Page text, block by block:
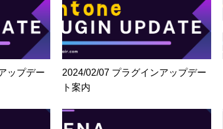
ップデー
2024/02/07 プラグインアップデー
ト案内